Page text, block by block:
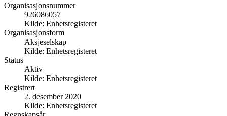
Organisasjonsnummer
926086057
Kilde: Enhetsregisteret
Organisasjonsform
Aksjeselskap
Kilde: Enhetsregisteret
Status
Aktiv
Kilde: Enhetsregisteret
Registrert
2. desember 2020
Kilde: Enhetsregisteret